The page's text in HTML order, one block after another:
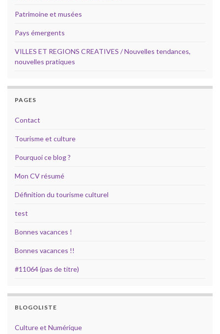
Patrimoine et musées
Pays émergents
VILLES ET REGIONS CREATIVES / Nouvelles tendances,
nouvelles pratiques
PAGES
Contact
Tourisme et culture
Pourquoi ce blog ?
Mon CV résumé
Définition du tourisme culturel
test
Bonnes vacances !
Bonnes vacances !!
#11064 (pas de titre)
BLOGOLISTE
Culture et Numérique